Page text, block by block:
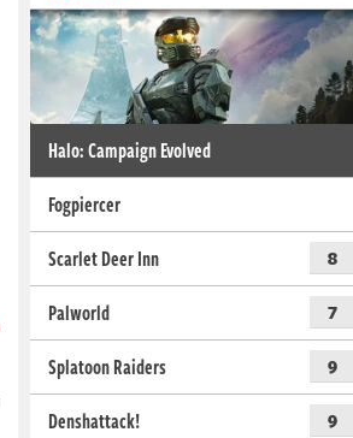
Halo: Campaign Evolved
Fogpiercer
Scarlet Deer Inn
8
Palworld 7
Splatoon Raiders 9
Denshattack! 9